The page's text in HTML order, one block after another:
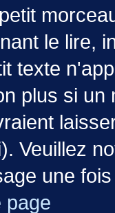
le lire,
texte
plus si
Veuillez
une
page